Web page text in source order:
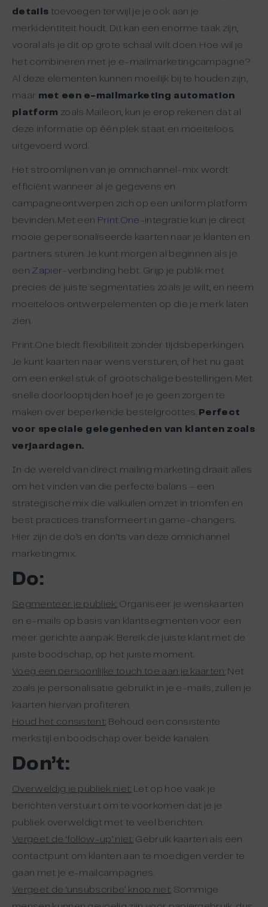
details toevoegen terwijl je je ook aan je
merkidentiteit houdt. Dit kan een enorme taak zijn,
vooral als je dit op grote schaal wilt doen. Hoe wil je
het combineren met je e-mailmarketingcampagne?
Al deze elementen kunnen moeilijk bij te houden zijn,
maar met een e-mailmarketing automation
platform zoals Maileon, kun je erop rekenen dat al
deze informatie op één plek staat en moeiteloos
uitgevoerd word.
Het stroomlijnen van je omnichannel-mix wordt
efficiënt wanneer al je gegevens en
campagneontwerpen zich op een uniform platform
bevinden. Met een Print.One -integratie kun je direct
mooie gepersonaliseerde kaarten naar je klanten en
partners sturen. Je kunt morgen al beginnen als je
een Zapier-verbinding hebt. Grijp je publik met
precies de juiste segmentaties zoals je wilt, en neem
moeiteloos ontwerpelementen op die je merk laten
zien.
Print.One biedt flexibiliteit zonder tijdsbeperkingen.
Je kunt kaarten naar wens versturen, of het nu gaat
om een enkel stuk of grootschalige bestellingen. Met
snelle doorlooptijden hoef je je geen zorgen te
maken over beperkende bestelgroottes. Perfect
voor speciale gelegenheden van klanten zoals
verjaardagen.
In de wereld van direct mailing marketing draait alles
om het vinden van die perfecte balans – een
strategische mix die valkuilen omzet in triomfen en
best practices transformeert in game-changers.
Hier zijn de do’s en don’ts van deze omnichannel
marketingmix.
Do:
Segmenteer je publiek: Organiseer je wenskaarten
en e-mails op basis van klantsegmenten voor een
meer gerichte aanpak. Bereik de juiste klant met de
juiste boodschap, op het juiste moment.
Voeg een persoonlijke touch toe aan je kaarten: Net
zoals je personalisatie gebruikt in je e-mails, zullen je
kaarten hiervan profiteren.
Houd het consistent: Behoud een consistente
merkstijl en boodschap over beide kanalen.
Don’t:
Overweldig je publiek niet: Let op hoe vaak je
berichten verstuurt om te voorkomen dat je je
publiek overweldigt met te veel berichten.
Vergeet de ‘follow-up’ niet:Gebruik kaarten als een
contactpunt om klanten aan te moedigen verder te
gaan met je e-mailcampagnes.
Vergeet de ‘unsubscribe’ knop niet: Sommige